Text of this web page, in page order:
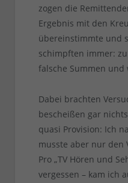
zogen die
Ergebnis mit den
übereinstimmte und
schimpften immer:
falsche Summen und
Dabei brachten
bescheißen gar
quasi Provision: Ich
musste aber nur den
Pro „TV Hören und
vergessen – kam ich